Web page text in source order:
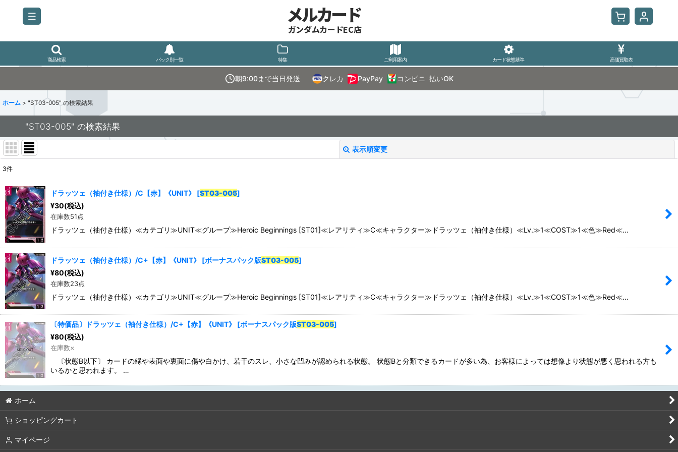
メルカード
ガンダムカードEC店
商品検索 パック別一覧 特集 ご利用案内 カード状態基準 高価買取表
朝9:00まで当日発送 クレカ PayPay コンビニ 払いOK
ホーム > "ST03-005"の検索結果
"ST03-005" の検索結果
表示順変更
表示数:
並び順
カテゴリ:
特集:
3件
ドラッツェ（袖付き仕様）/C【赤】《UNIT》 [ST03-005]
¥30(税込)
在庫数51点
ドラッツェ（袖付き仕様）≪カテゴリ≫UNIT≪グループ≫Heroic Beginnings [ST01]≪レアリティ≫C≪キャラクター≫ドラッツェ（袖付き仕様）≪Lv.≫1≪COST≫1≪色≫Red≪…
ドラッツェ（袖付き仕様）/C+【赤】《UNIT》 [ボーナスパック版ST03-005]
¥80(税込)
在庫数23点
ドラッツェ（袖付き仕様）≪カテゴリ≫UNIT≪グループ≫Heroic Beginnings [ST01]≪レアリティ≫C≪キャラクター≫ドラッツェ（袖付き仕様）≪Lv.≫1≪COST≫1≪色≫Red≪…
〔特価品〕ドラッツェ（袖付き仕様）/C+【赤】《UNIT》 [ボーナスパック版ST03-005]
¥80(税込)
在庫数×
〔状態B以下〕 カードの縁や表面や裏面に傷や白かけ、若干のスレ、小さな凹みが認められる状態。 状態Bと分類できるカードが多い為、お客様によっては想像より状態が悪く思われる方も
いるかと思われます。 …
ホーム
ショッピングカート
マイページ